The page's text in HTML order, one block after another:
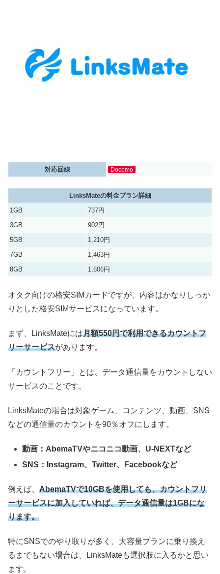
対応回線 Docomo
LinksMateの料金プラン詳細
1GB
737円
3GB
902円
5GB
1,210円
7GB
1,463円
8GB
1,606円
オタク向けの格安SIMカードですが、内容はかなりしっか
りとした格安SIMサービスになっています。
まず、LinksMateには月額550円で利用できるカウントフ
リーサービスがあります。
「カウントフリー」とは、データ通信量をカウントしない
サービスのことです。
LinksMateの場合は対象ゲーム、コンテンツ、動画、SNS
などの通信量のカウントを90％オフにします。
動画：AbemaTVやニコニコ動画、U-NEXTなど
SNS：Instagram、Twitter、Facebookなど
例えば、 AbemaTVで10GBを使用しても、カウントフリ
ーサービスに加入していれば、データ通信量は1GBにな
ります。
特にSNSでのやり取りが多く、大容量プランに乗り換え
るまでもない場合は、LinksMateも選択肢に入るかと思い
ます。